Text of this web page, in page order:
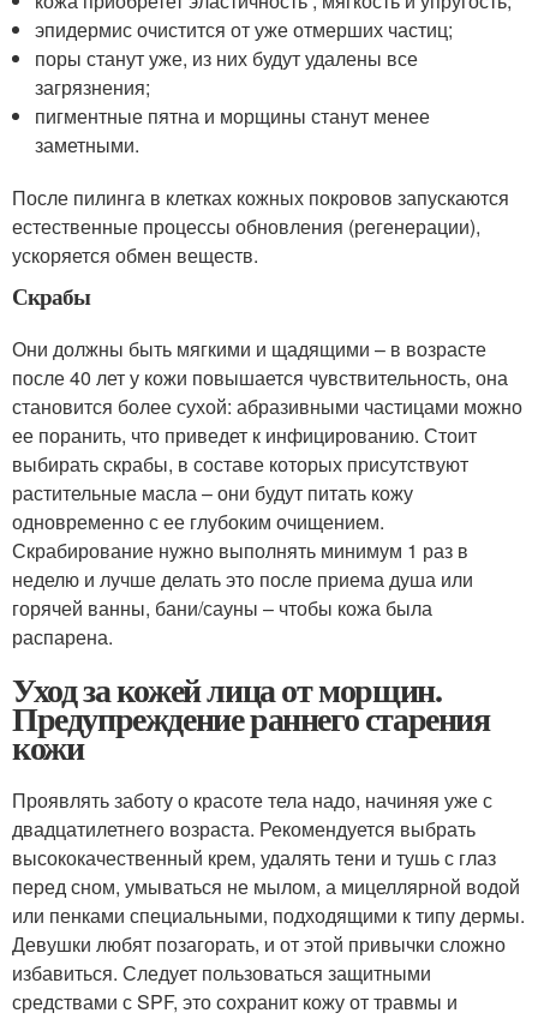
эпидермис очистится от уже отмерших частиц;
поры станут уже, из них будут удалены все
загрязнения;
пигментные пятна и морщины станут менее
заметными.
После пилинга в клетках кожных покровов запускаются
естественные процессы обновления (регенерации),
ускоряется обмен веществ.
Скрабы
Они должны быть мягкими и щадящими – в возрасте
после 40 лет у кожи повышается чувствительность, она
становится более сухой: абразивными частицами можно
ее поранить, что приведет к инфицированию. Стоит
выбирать скрабы, в составе которых присутствуют
растительные масла – они будут питать кожу
одновременно с ее глубоким очищением.
Скрабирование нужно выполнять минимум 1 раз в
неделю и лучше делать это после приема душа или
горячей ванны, бани/сауны – чтобы кожа была
распарена.
Уход за кожей лица от морщин.
Предупреждение раннего старения
кожи
Проявлять заботу о красоте тела надо, начиняя уже с
двадцатилетнего возраста. Рекомендуется выбрать
высококачественный крем, удалять тени и тушь с глаз
перед сном, умываться не мылом, а мицеллярной водой
или пенками специальными, подходящими к типу дермы.
Девушки любят позагорать, и от этой привычки сложно
избавиться. Следует пользоваться защитными
средствами с SPF, это сохранит кожу от травмы и